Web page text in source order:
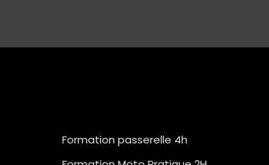
Formation passerelle 4h